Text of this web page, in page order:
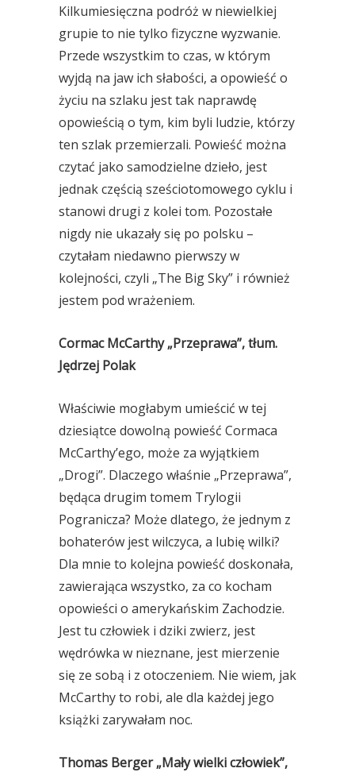
Kilkumiesięczna podróż w niewielkiej
grupie to nie tylko fizyczne wyzwanie.
Przede wszystkim to czas, w którym
wyjdą na jaw ich słabości, a opowieść o
życiu na szlaku jest tak naprawdę
opowieścią o tym, kim byli ludzie, którzy
ten szlak przemierzali. Powieść można
czytać jako samodzielne dzieło, jest
jednak częścią sześciotomowego cyklu i
stanowi drugi z kolei tom. Pozostałe
nigdy nie ukazały się po polsku –
czytałam niedawno pierwszy w
kolejności, czyli „The Big Sky” i również
jestem pod wrażeniem.
Cormac McCarthy „Przeprawa”, tłum.
Jędrzej Polak
Właściwie mogłabym umieścić w tej
dziesiątce dowolną powieść Cormaca
McCarthy’ego, może za wyjątkiem
„Drogi”. Dlaczego właśnie „Przeprawa”,
będąca drugim tomem Trylogii
Pogranicza? Może dlatego, że jednym z
bohaterów jest wilczyca, a lubię wilki?
Dla mnie to kolejna powieść doskonała,
zawierająca wszystko, za co kocham
opowieści o amerykańskim Zachodzie.
Jest tu człowiek i dziki zwierz, jest
wędrówka w nieznane, jest mierzenie
się ze sobą i z otoczeniem. Nie wiem, jak
McCarthy to robi, ale dla każdej jego
książki zarywałam noc.
Thomas Berger „Mały wielki człowiek”,